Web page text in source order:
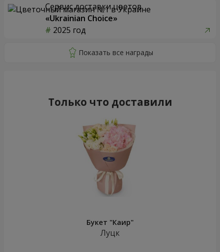
Сервис доставки цветов
«Ukrainian Choice»
2025 год
Только что доставили
Букет "Каир"
Луцк